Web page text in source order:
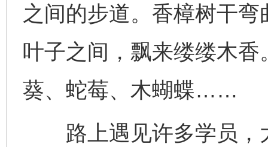
之间的步道。香樟树干
叶子之间，飘来缕缕木
葵、蛇莓、木蝴蝶……
路上遇见许多学员，